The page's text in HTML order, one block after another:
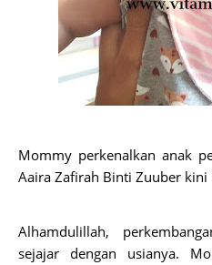
Mommy perkenalkan anak
Aaira Zafirah Binti Zuuber
Alhamdulillah,
sejajar dengan usianya.